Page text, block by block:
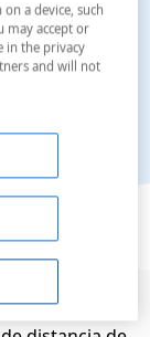
La zona
a device, such
may accept or
in the privacy
and will not